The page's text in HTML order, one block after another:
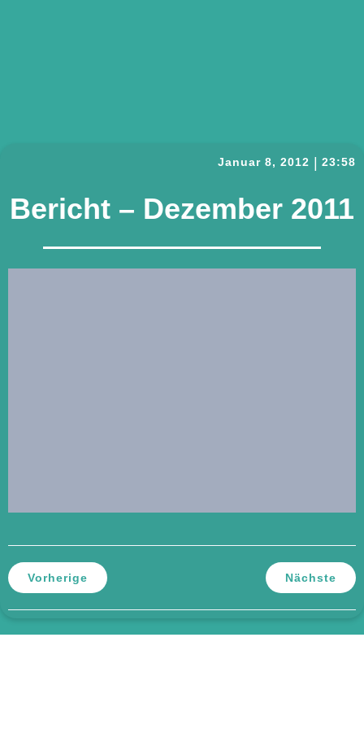
Januar 8, 2012 | 23:58
Bericht – Dezember 2011
Vorherige Nächste